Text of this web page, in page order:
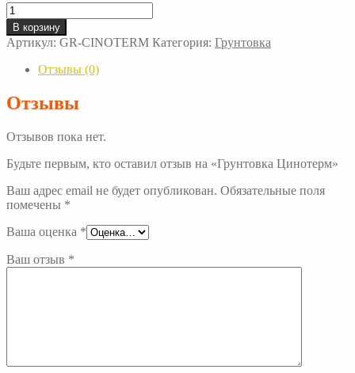
Количество
товара
Грунтовка
Цинотерм
В корзину
Артикул: GR-CINOTERM Категория: Грунтовка
Отзывы (0)
Отзывы
Отзывов пока нет.
Будьте первым, кто оставил отзыв на «Грунтовка Цинотерм»
Ваш адрес email не будет опубликован. Обязательные поля
помечены *
Ваша оценка *
Ваш отзыв *